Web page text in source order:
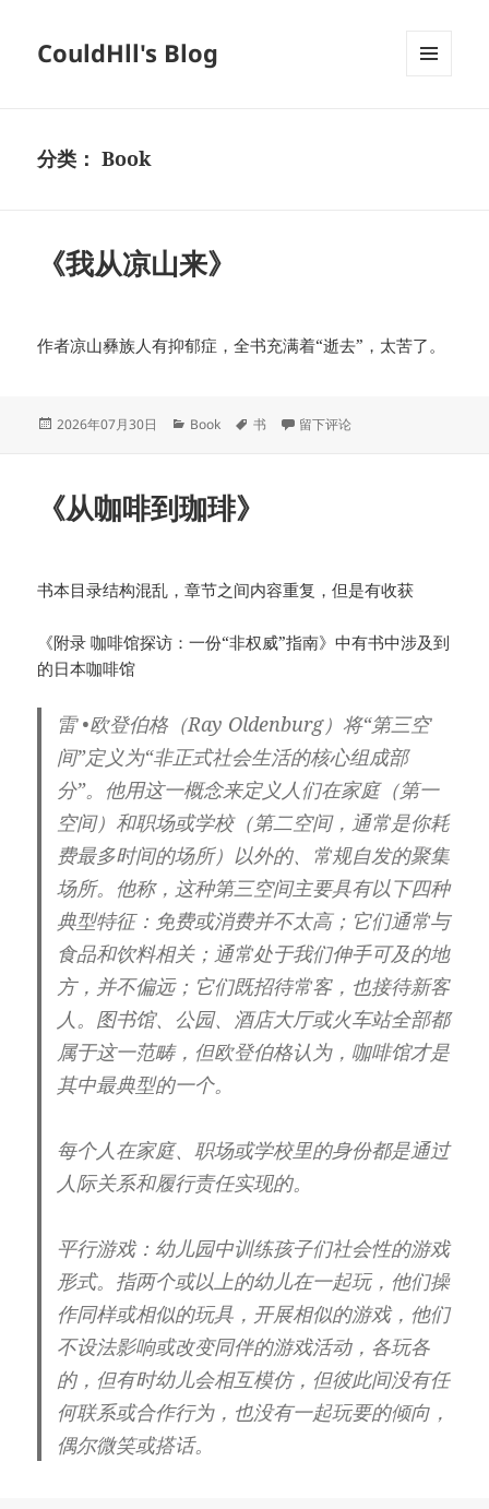
CouldHll's Blog
分类：Book
《我从凉山来》
作者凉山彝族人有抑郁症，全书充满着“逝去”，太苦了。
发
2026年07月30日
分
Book
标
书 于《我从凉山来》
留下评论
《从咖啡到珈琲》
书本目录结构混乱，章节之间内容重复，但是有收获
《附录 咖啡馆探访：一份“非权威”指南》中有书中涉及到
的日本咖啡馆
雷 •欧登伯格（Ray Oldenburg）将“第三空
间”定义为“非正式社会生活的核心组成部
分”。他用这一概念来定义人们在家庭（第一
空间）和职场或学校（第二空间，通常是你耗
费最多时间的场所）以外的、常规自发的聚集
场所。他称，这种第三空间主要具有以下四种
典型特征：免费或消费并不太高；它们通常与
食品和饮料相关；通常处于我们伸手可及的地
方，并不偏远；它们既招待常客，也接待新客
人。图书馆、公园、酒店大厅或火车站全部都
属于这一范畴，但欧登伯格认为，咖啡馆才是
其中最典型的一个。
每个人在家庭、职场或学校里的身份都是通过
人际关系和履行责任实现的。
平行游戏：幼儿园中训练孩子们社会性的游戏
形式。指两个或以上的幼儿在一起玩，他们操
作同样或相似的玩具，开展相似的游戏，他们
不设法影响或改变同伴的游戏活动，各玩各
的，但有时幼儿会相互模仿，但彼此间没有任
何联系或合作行为，也没有一起玩要的倾向，
偶尔微笑或搭话。